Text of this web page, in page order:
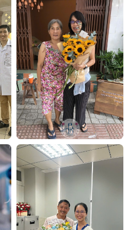
kính. Lan hồ điệp trắng
hồng trắng gửi gắm nỗi
còn nơ đen làm rõ tinh thần
kết nối trong một thiết kế
kỳ nhưng có sức gợi cảm xúc
hợp với những ai muốn
đẹp, trang trọng, khác
Mẫu hoa này đặc biệt
muốn thể hiện sự kính
chân thành và lời tiễn
Remembered
là lựa
chia buồn cần sự trang
lan hồ điệp trắng, hoa